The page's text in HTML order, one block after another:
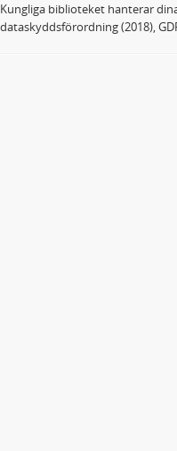
Kungliga biblioteket hanterar
dataskyddsförordning (2018),